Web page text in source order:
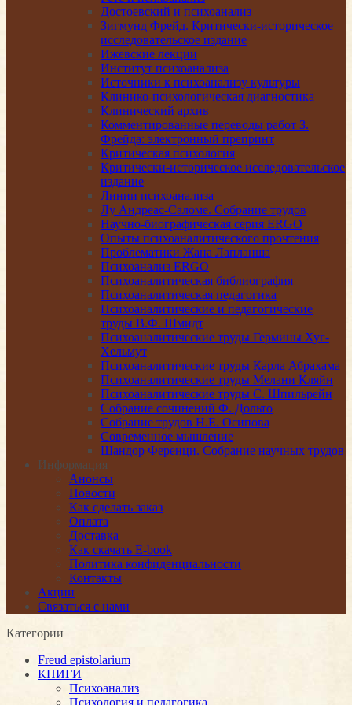
Достоевский и психоанализ
Зигмунд Фрейд. Критически-историческое
исследовательское издание
Ижевские лекции
Институт психоанализа
Источники к психоанализу культуры
Клинико-психологическая диагностика
Клинический архив
Комментированные переводы работ З.
Фрейда: электронный препринт
Критическая психология
Критически-историческое исследовательское
издание
Линии психоанализа
Лу Андреас-Саломе. Собрание трудов
Научно-биографическая серия ERGO
Опыты психоаналитического прочтения
Проблематики Жана Лапланша
Психоанализ ERGO
Психоаналитическая библиография
Психоаналитическая педагогика
Психоаналитические и педагогические
труды В.Ф. Шмидт
Психоаналитические труды Гермины Хуг-
Хельмут
Психоаналитические труды Карла Абрахама
Психоаналитические труды Мелани Кляйн
Психоаналитические труды С. Шпильрейн
Собрание сочинений Ф. Дольто
Собрание трудов Н.Е. Осипова
Современное мышление
Шандор Ференци. Собрание научных трудов
Информация
Анонсы
Новости
Как сделать заказ
Оплата
Доставка
Как скачать E-book
Политика конфиденциальности
Контакты
Акции
Связаться с нами
Категории
Freud epistolarium
КНИГИ
Психоанализ